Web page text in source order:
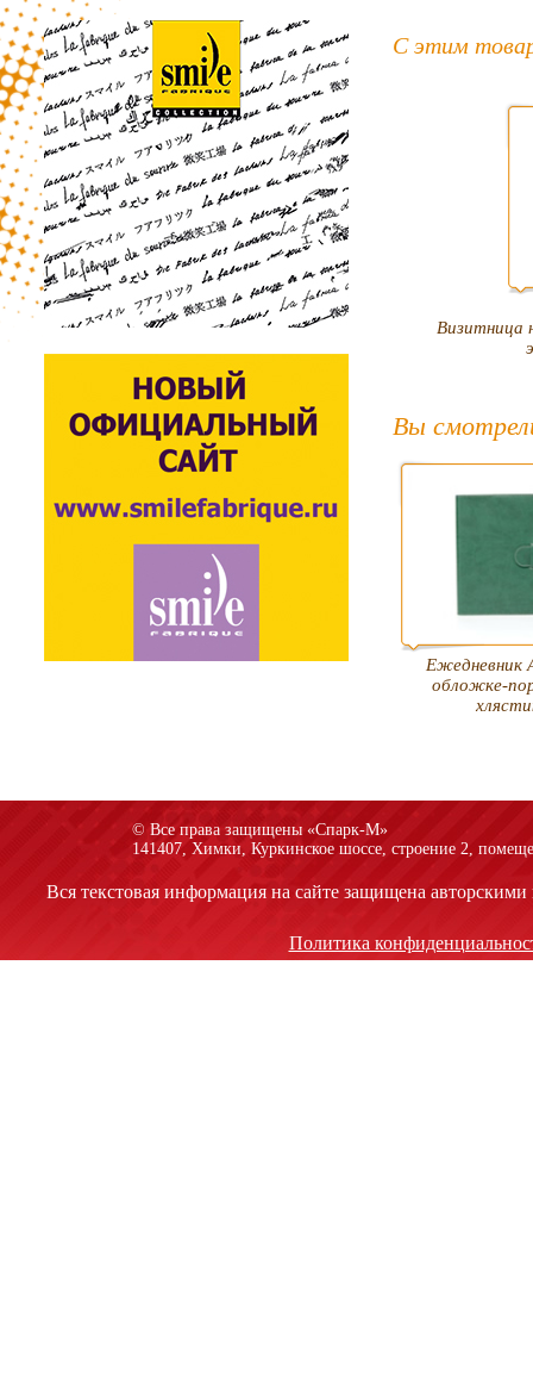
С этим
Визитница
Вы
Ежедневник
обложке-
© Все права защищены «Спарк-M»
141407, Химки, Куркинское шоссе, строение 2,
Вся текстовая информация на сайте защищена
Политика